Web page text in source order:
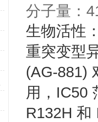
分子量：
生物活性
重突变型
(AG-881)
用，IC50
R132H 和